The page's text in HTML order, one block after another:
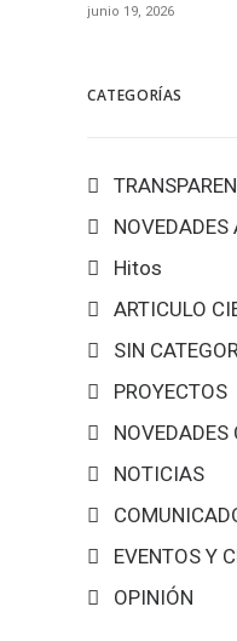
junio 19, 2026
CATEGORÍAS
Hitos
ARTICULO
SIN
PROYECTOS
NOTICIAS
EVENTOS Y
OPINIÓN